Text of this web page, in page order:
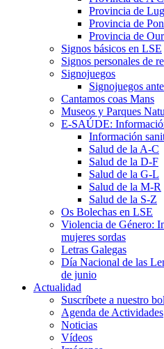
Provincia de
Provincia de
Provincia de
Signos básicos en LSE
Signos personales de
Signojuegos
Signojuegos
Cantamos coas Mans
Museos y Parques
E-SAÚDE:
Información
Salud de la A-C
Salud de la D-F
Salud de la G-L
Salud de la M-R
Salud de la S-Z
Os Bolechas en LSE
Violencia de Género:
mujeres sordas
Letras Galegas
Día Nacional de las
de junio
Actualidad
Suscríbete a nuestro
Agenda de Actividades
Noticias
Vídeos